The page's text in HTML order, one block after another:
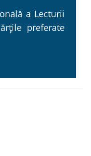
a Lecturii
preferate